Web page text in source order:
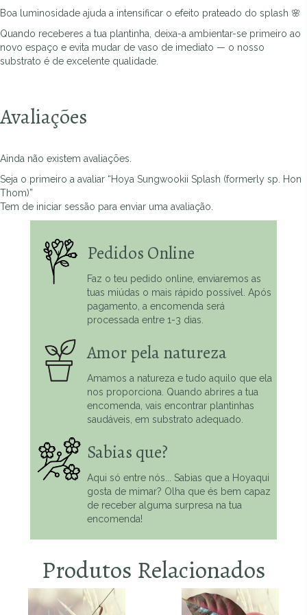
Boa luminosidade ajuda a intensificar o efeito prateado do splash 🌸
Quando receberes a tua plantinha, deixa-a ambientar-se primeiro ao
novo espaço e evita mudar de vaso de imediato — o nosso
substrato é de excelente qualidade.
Avaliações
Ainda não existem avaliações.
Seja o primeiro a avaliar “Hoya Sungwookii Splash (formerly sp. Hon
Thom)”
Tem de iniciar sessão para enviar uma avaliação.
Pedidos Online
Faz o teu pedido online, enviaremos as
tuas miúdas o mais rápido possível. Após
pagamento, a encomenda será
processada entre 1-3 dias.
Amor pela natureza
Amamos a natureza e tudo aquilo que ela
nos proporciona. Quando abrires a tua
encomenda, vais encontrar plantinhas
saudáveis, em substrato adequado.
Sabias que?
Aqui só entre nós... Sabias que a Hoyaqui
gosta de mimar? Olha que és bem capaz
de receber alguma surpresa na tua
encomenda!
Produtos Relacionados